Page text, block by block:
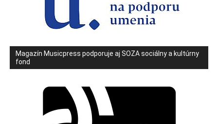
Magazín Musicpress podporuje aj SOZA sociálny a kultúrny
fond